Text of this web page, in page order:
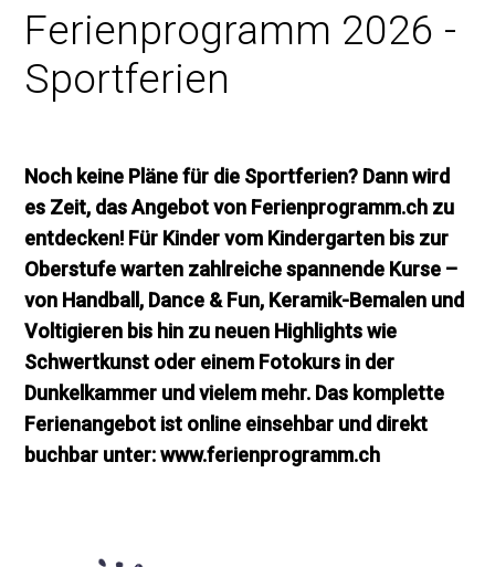
Ferienprogramm 2026 -
Sportferien
Noch keine Pläne für die Sportferien? Dann wird
es Zeit, das Angebot von Ferienprogramm.ch zu
entdecken! Für Kinder vom Kindergarten bis zur
Oberstufe warten zahlreiche spannende Kurse –
von Handball, Dance & Fun, Keramik-Bemalen und
Voltigieren bis hin zu neuen Highlights wie
Schwertkunst oder einem Fotokurs in der
Dunkelkammer und vielem mehr. Das komplette
Ferienangebot ist online einsehbar und direkt
buchbar unter: www.ferienprogramm.ch